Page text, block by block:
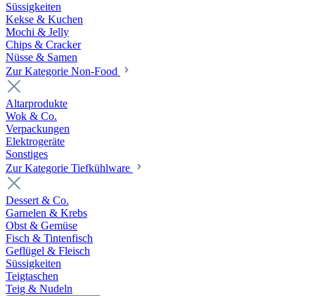
Süssigkeiten
Kekse & Kuchen
Mochi & Jelly
Chips & Cracker
Nüsse & Samen
Zur Kategorie Non-Food
Altarprodukte
Wok & Co.
Verpackungen
Elektrogeräte
Sonstiges
Zur Kategorie Tiefkühlware
Dessert & Co.
Garnelen & Krebs
Obst & Gemüse
Fisch & Tintenfisch
Geflügel & Fleisch
Süssigkeiten
Teigtaschen
Teig & Nudeln